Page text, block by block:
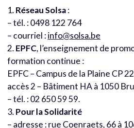
1. Réseau Solsa:
– tél. : 0498 122 764
– courriel :info@solsa.be
2. EPFC, l’enseignement de
formation continue :
EPFC – Campus de la Plaine CP
accès 2 – Bâtiment HA à 1050
– tél. : 02 650 59 59.
3. Pour la Solidarité
– adresse : rue Coenraets, 66 à